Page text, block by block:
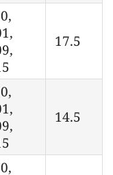
17.5
14.5